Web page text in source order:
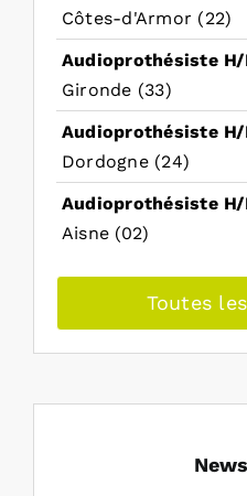
Côtes-d'Armor (22)
Audioprothésiste H/
Gironde (33)
Audioprothésiste H/
Dordogne (24)
Audioprothésiste H/
Aisne (02)
Toutes